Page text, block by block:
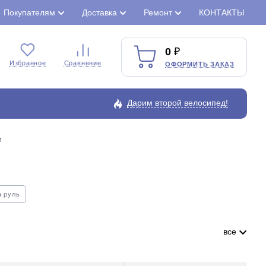
Покупателям Доставка Ремонт КОНТАКТЫ
Избранное Сравнение
0
ОФОРМИТЬ ЗАКАЗ
Дарим второй велосипед!
руль
все